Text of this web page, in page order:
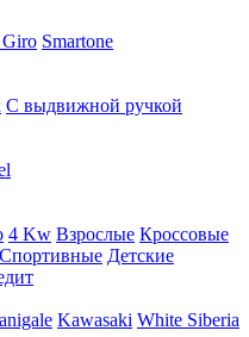
Smartone
С выдвижной ручкой
4 Kw Взрослые Кроссовые
Спортивные Детские
Kawasaki White Siberia